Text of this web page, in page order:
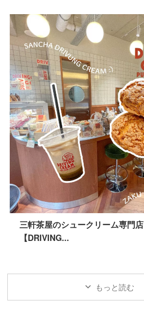
三軒茶屋のシュークリーム専門店
【DRIVING...
もっと読む